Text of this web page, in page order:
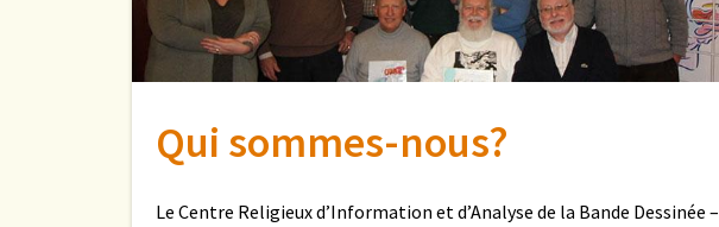
Qui sommes-nous?
Le Centre Religieux d’Information et d’Analyse de la Bande Dessinée –